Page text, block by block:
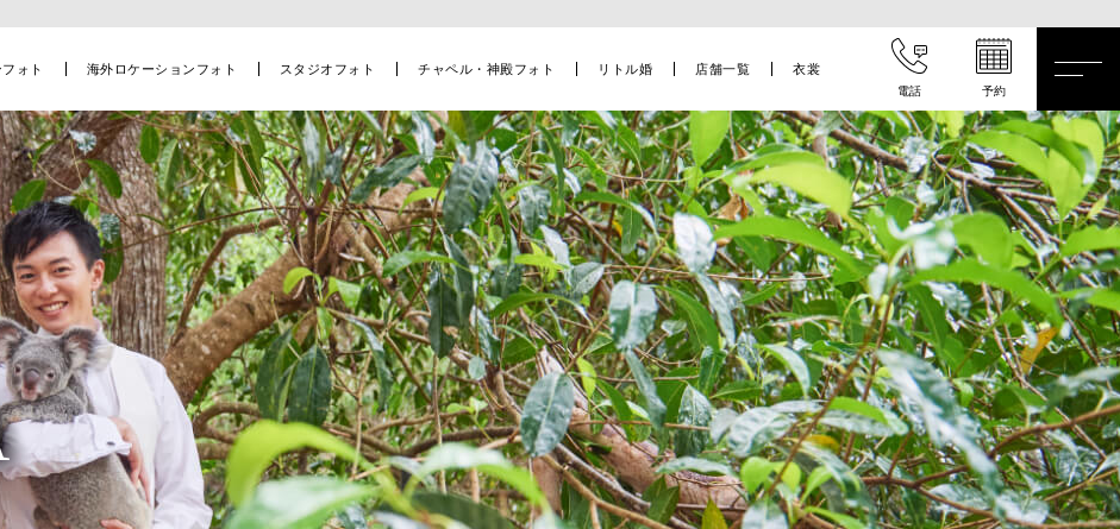
ォト 海外ロケーションフォト スタジオフォト チャペル・神殿フォト リトル婚 店舗一覧 衣裳
電話 予約